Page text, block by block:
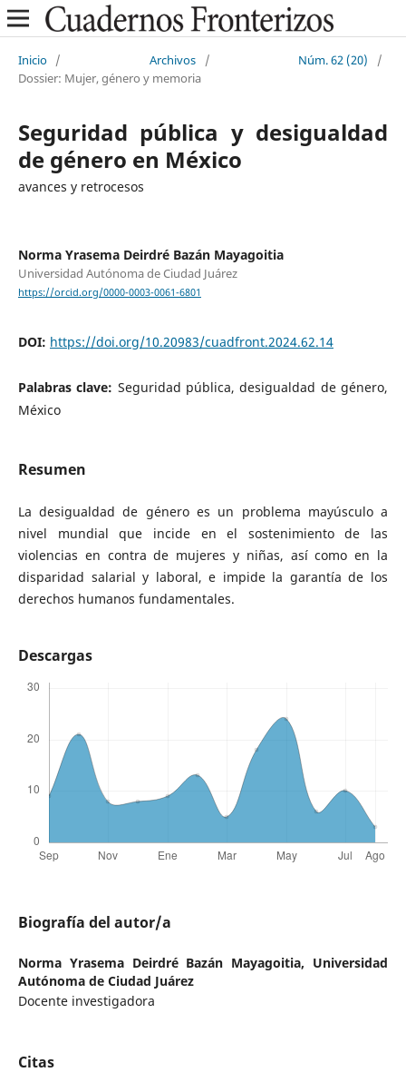
Inicio / Archivos / Núm. 62 (20)
/
Dossier: Mujer, género y memoria
Seguridad pública y desigualdad
de género en México
avances y retrocesos
Norma Yrasema Deirdré Bazán Mayagoitia
Universidad Autónoma de Ciudad Juárez
https://orcid.org/0000-0003-0061-6801
DOI: https://doi.org/10.20983/cuadfront.2024.62.14
Palabras clave: Seguridad pública, desigualdad de género,
México
Resumen
La desigualdad de género es un problema mayúsculo a
nivel mundial que incide en el sostenimiento de las
violencias en contra de mujeres y niñas, así como en la
disparidad salarial y laboral, e impide la garantía de los
derechos humanos fundamentales.
Descargas
Biografía del autor/a
Norma Yrasema Deirdré Bazán Mayagoitia, Universidad
Autónoma de Ciudad Juárez
Docente investigadora
Citas